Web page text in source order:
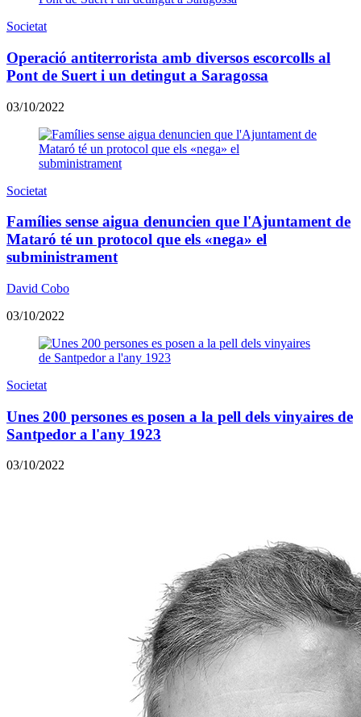
Societat
Operació antiterrorista amb diversos escorcolls al
Pont de Suert i un detingut a Saragossa
03/10/2022
Societat
Famílies sense aigua denuncien que l'Ajuntament de
Mataró té un protocol que els «nega» el
subministrament
David Cobo
03/10/2022
Societat
Unes 200 persones es posen a la pell dels vinyaires de
Santpedor a l'any 1923
03/10/2022